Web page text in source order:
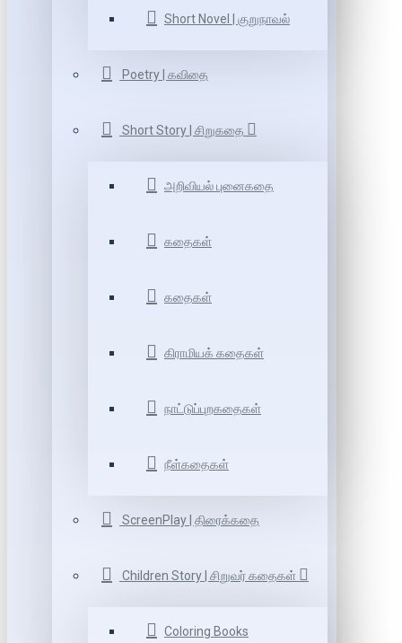
Short Novel | குறுநாவல்
Poetry | கவிதை
Short Story | சிறுகதை
அறிவியல் புனைகதை
கதைகள்
கதைகள்
கிராமியக் கதைகள்
நாட்டுப்புறகதைகள்
நீள்கதைகள்
ScreenPlay | திரைக்கதை
Children Story | சிறுவர் கதைகள்
Coloring Books